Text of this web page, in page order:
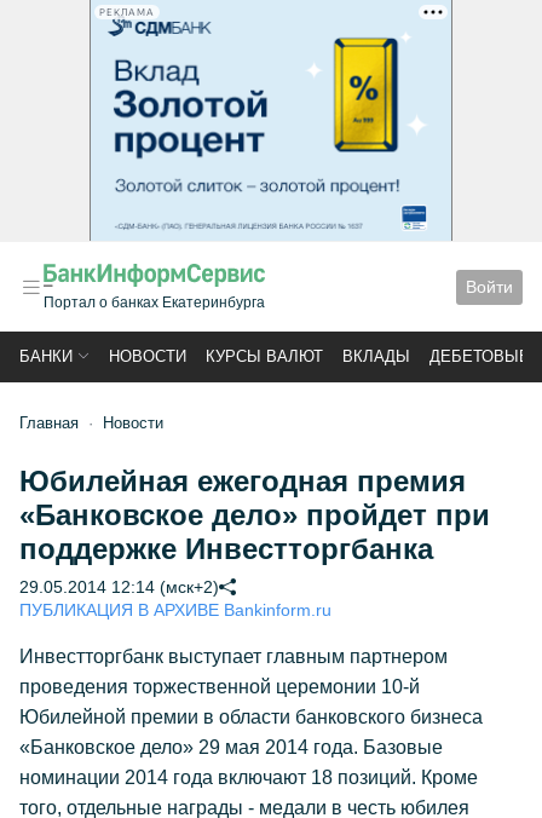
РЕКЛАМА
Портал о банках Екатеринбурга
Войти
БАНКИ НОВОСТИ КУРСЫ ВАЛЮТ ВКЛАДЫ ДЕБЕТОВЫЕ
Главная Новости
Юбилейная ежегодная премия
«Банковское дело» пройдет при
поддержке Инвестторгбанка
29.05.2014 12:14 (мск+2)
ПУБЛИКАЦИЯ В АРХИВЕ Bankinform.ru
Инвестторгбанк выступает главным партнером
проведения торжественной церемонии 10-й
Юбилейной премии в области банковского бизнеса
«Банковское дело» 29 мая 2014 года. Базовые
номинации 2014 года включают 18 позиций. Кроме
того, отдельные награды - медали в честь юбилея